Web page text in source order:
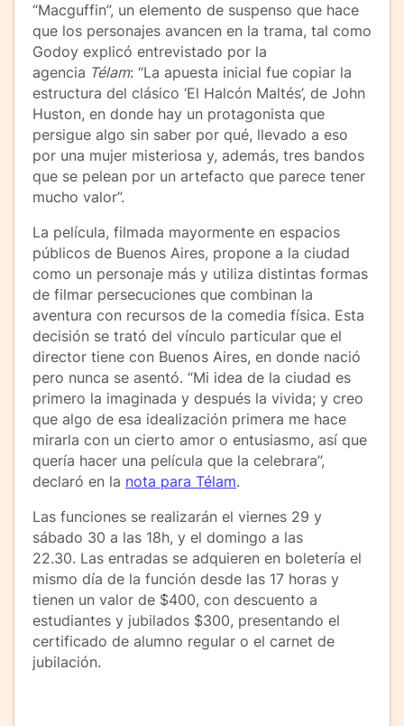
“Macguffin”, un elemento de suspenso que hace
que los personajes avancen en la trama, tal como
Godoy explicó entrevistado por la
agencia Télam: “La apuesta inicial fue copiar la
estructura del clásico ‘El Halcón Maltés’, de John
Huston, en donde hay un protagonista que
persigue algo sin saber por qué, llevado a eso
por una mujer misteriosa y, además, tres bandos
que se pelean por un artefacto que parece tener
mucho valor”.
La película, filmada mayormente en espacios
públicos de Buenos Aires, propone a la ciudad
como un personaje más y utiliza distintas formas
de filmar persecuciones que combinan la
aventura con recursos de la comedia física. Esta
decisión se trató del vínculo particular que el
director tiene con Buenos Aires, en donde nació
pero nunca se asentó. “Mi idea de la ciudad es
primero la imaginada y después la vivida; y creo
que algo de esa idealización primera me hace
mirarla con un cierto amor o entusiasmo, así que
quería hacer una película que la celebrara”,
declaró en la nota para Télam.
Las funciones se realizarán el viernes 29 y
sábado 30 a las 18h, y el domingo a las
22.30. Las entradas se adquieren en boletería el
mismo día de la función desde las 17 horas y
tienen un valor de $400, con descuento a
estudiantes y jubilados $300, presentando el
certificado de alumno regular o el carnet de
jubilación.